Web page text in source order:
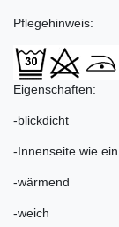
Pflegehinweis:
Eigenschaften:
-blickdicht
-Innenseite wie
-wärmend
-weich